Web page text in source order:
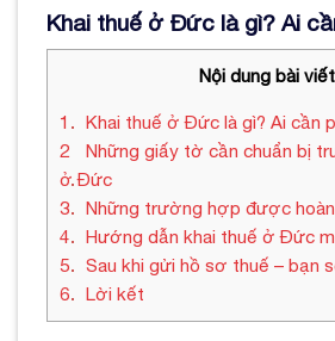
Khai thuế ở Đức là gì? Ai
Nội dung bài viết
1
Khai thuế ở Đức là gì? Ai cần
2
Những giấy tờ cần chuẩn bị
ở Đức
3
Những trường hợp được hoàn
4
Hướng dẫn khai thuế ở Đức
5
Sau khi gửi hồ sơ thuế – bạn
6
Lời kết